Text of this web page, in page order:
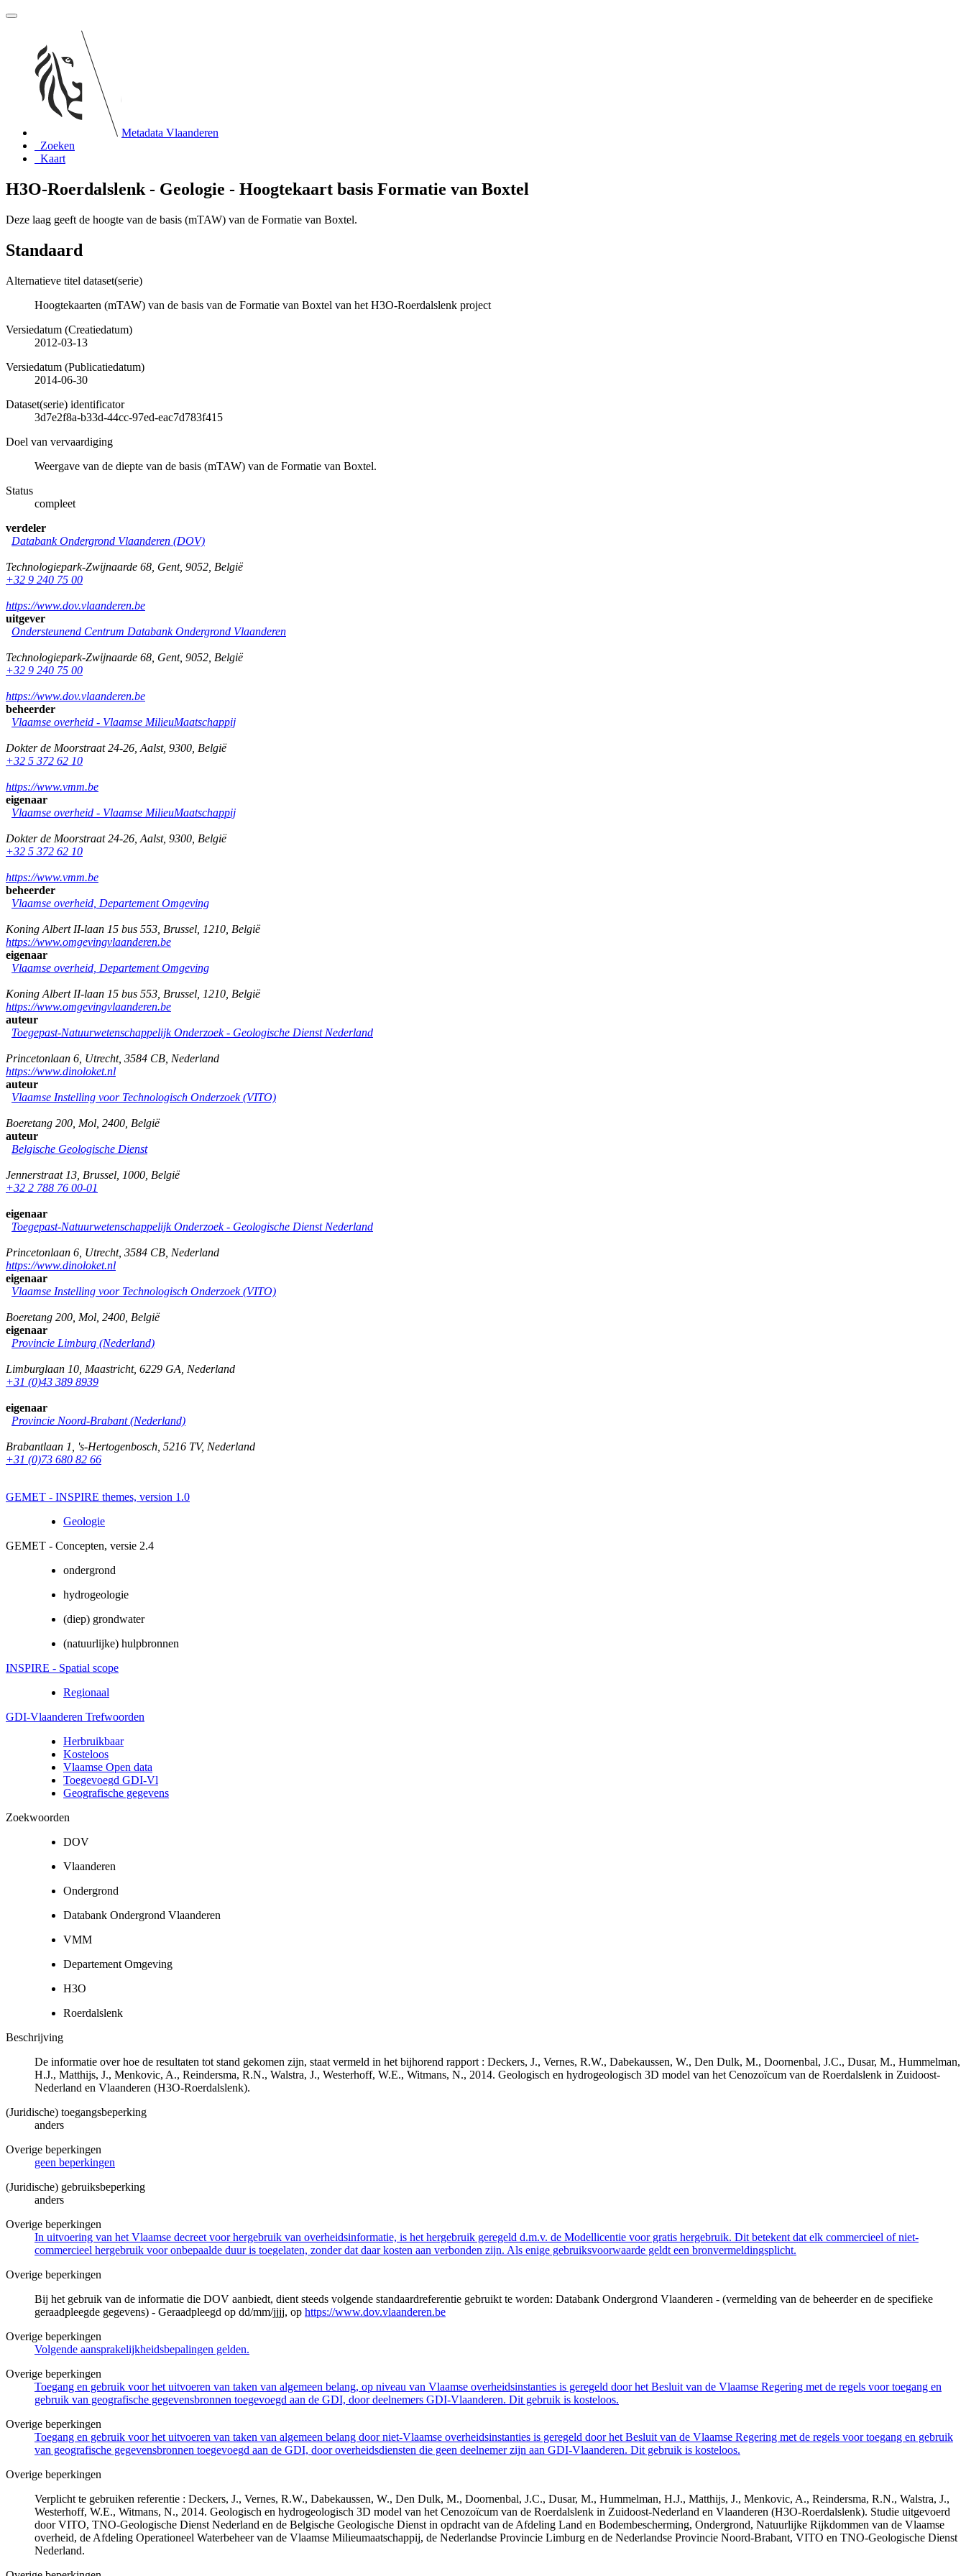
Metadata Vlaanderen
Zoeken
Kaart
H3O-Roerdalslenk - Geologie - Hoogtekaart basis Formatie van Boxtel
Deze laag geeft de hoogte van de basis (mTAW) van de Formatie van Boxtel.
Standaard
Alternatieve titel dataset(serie)
Hoogtekaarten (mTAW) van de basis van de Formatie van Boxtel van het H3O-Roerdalslenk project
Versiedatum (Creatiedatum)
2012-03-13
Versiedatum (Publicatiedatum)
2014-06-30
Dataset(serie) identificator
3d7e2f8a-b33d-44cc-97ed-eac7d783f415
Doel van vervaardiging
Weergave van de diepte van de basis (mTAW) van de Formatie van Boxtel.
Status
compleet
verdeler
Databank Ondergrond Vlaanderen (DOV)
Technologiepark-Zwijnaarde 68 Gent, 9052 België
+32 9 240 75 00
https://www.dov.vlaanderen.be
uitgever
Ondersteunend Centrum Databank Ondergrond Vlaanderen
Technologiepark-Zwijnaarde 68 Gent, 9052 België
+32 9 240 75 00
https://www.dov.vlaanderen.be
beheerder
Vlaamse overheid - Vlaamse MilieuMaatschappij
Dokter de Moorstraat 24-26 Aalst, 9300 België
+32 5 372 62 10
https://www.vmm.be
eigenaar
Vlaamse overheid - Vlaamse MilieuMaatschappij
Dokter de Moorstraat 24-26 Aalst, 9300 België
+32 5 372 62 10
https://www.vmm.be
beheerder
Vlaamse overheid, Departement Omgeving
Koning Albert II-laan 15 bus 553 Brussel 1210 België
https://www.omgevingvlaanderen.be
eigenaar
Vlaamse overheid, Departement Omgeving
Koning Albert II-laan 15 bus 553 Brussel 1210 België
https://www.omgevingvlaanderen.be
auteur
Toegepast-Natuurwetenschappelijk Onderzoek - Geologische Dienst Nederland
Princetonlaan 6 Utrecht, 3584 CB Nederland
https://www.dinoloket.nl
auteur
Vlaamse Instelling voor Technologisch Onderzoek (VITO)
Boeretang 200 Mol 2400 België
auteur
Belgische Geologische Dienst
Jennerstraat 13 Brussel 1000 België
+32 2 788 76 00-01
eigenaar
Toegepast-Natuurwetenschappelijk Onderzoek - Geologische Dienst Nederland
Princetonlaan 6 Utrecht, 3584 CB Nederland
https://www.dinoloket.nl
eigenaar
Vlaamse Instelling voor Technologisch Onderzoek (VITO)
Boeretang 200 Mol 2400 België
eigenaar
Provincie Limburg (Nederland)
Limburglaan 10 Maastricht, 6229 GA Nederland
+31 (0)43 389 8939
eigenaar
Provincie Noord-Brabant (Nederland)
Brabantlaan 1 's-Hertogenbosch 5216 TV, Nederland
+31 (0)73 680 82 66
GEMET - INSPIRE themes, version 1.0
Geologie
GEMET - Concepten, versie 2.4
ondergrond
hydrogeologie
(diep) grondwater
(natuurlijke) hulpbronnen
INSPIRE - Spatial scope
Regionaal
GDI-Vlaanderen Trefwoorden
Herbruikbaar
Kosteloos
Vlaamse Open data
Toegevoegd GDI-Vl
Geografische gegevens
Zoekwoorden
DOV
Vlaanderen
Ondergrond
Databank Ondergrond Vlaanderen
VMM
Departement Omgeving
H3O
Roerdalslenk
Beschrijving
De informatie over hoe de resultaten tot stand gekomen zijn, staat vermeld in het bijhorend rapport : Deckers, J., Vernes, R.W., Dabekaussen, W., Den Dulk, M., Doornenbal, J.C., Dusar, M., Hummelman,
H.J., Matthijs, J., Menkovic, A., Reindersma, R.N., Walstra, J., Westerhoff, W.E., Witmans, N., 2014. Geologisch en hydrogeologisch 3D model van het Cenozoïcum van de Roerdalslenk in Zuidoost-
Nederland en Vlaanderen (H3O-Roerdalslenk).
(Juridische) toegangsbeperking
anders
Overige beperkingen
geen beperkingen
(Juridische) gebruiksbeperking
anders
Overige beperkingen
In uitvoering van het Vlaamse decreet voor hergebruik van overheidsinformatie, is het hergebruik geregeld d.m.v. de Modellicentie voor gratis hergebruik. Dit betekent dat elk commercieel of niet-
commercieel hergebruik voor onbepaalde duur is toegelaten, zonder dat daar kosten aan verbonden zijn. Als enige gebruiksvoorwaarde geldt een bronvermeldingsplicht.
Overige beperkingen
Bij het gebruik van de informatie die DOV aanbiedt, dient steeds volgende standaardreferentie gebruikt te worden: Databank Ondergrond Vlaanderen - (vermelding van de beheerder en de specifieke
geraadpleegde gegevens) - Geraadpleegd op dd/mm/jjjj, op https://www.dov.vlaanderen.be
Overige beperkingen
Volgende aansprakelijkheidsbepalingen gelden.
Overige beperkingen
Toegang en gebruik voor het uitvoeren van taken van algemeen belang, op niveau van Vlaamse overheidsinstanties is geregeld door het Besluit van de Vlaamse Regering met de regels voor toegang en
gebruik van geografische gegevensbronnen toegevoegd aan de GDI, door deelnemers GDI-Vlaanderen. Dit gebruik is kosteloos.
Overige beperkingen
Toegang en gebruik voor het uitvoeren van taken van algemeen belang door niet-Vlaamse overheidsinstanties is geregeld door het Besluit van de Vlaamse Regering met de regels voor toegang en gebruik
van geografische gegevensbronnen toegevoegd aan de GDI, door overheidsdiensten die geen deelnemer zijn aan GDI-Vlaanderen. Dit gebruik is kosteloos.
Overige beperkingen
Verplicht te gebruiken referentie : Deckers, J., Vernes, R.W., Dabekaussen, W., Den Dulk, M., Doornenbal, J.C., Dusar, M., Hummelman, H.J., Matthijs, J., Menkovic, A., Reindersma, R.N., Walstra, J.,
Westerhoff, W.E., Witmans, N., 2014. Geologisch en hydrogeologisch 3D model van het Cenozoïcum van de Roerdalslenk in Zuidoost-Nederland en Vlaanderen (H3O-Roerdalslenk). Studie uitgevoerd
door VITO, TNO-Geologische Dienst Nederland en de Belgische Geologische Dienst in opdracht van de Afdeling Land en Bodembescherming, Ondergrond, Natuurlijke Rijkdommen van de Vlaamse
overheid, de Afdeling Operationeel Waterbeheer van de Vlaamse Milieumaatschappij, de Nederlandse Provincie Limburg en de Nederlandse Provincie Noord-Brabant, VITO en TNO-Geologische Dienst
Nederland.